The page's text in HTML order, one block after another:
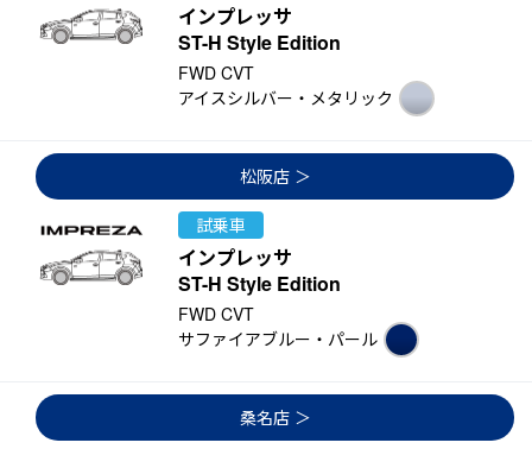
インプレッサ
ST-H Style Edition
FWD CVT
アイスシルバー・メタリック
松阪店
試乗車
インプレッサ
ST-H Style Edition
FWD CVT
サファイアブルー・パール
桑名店